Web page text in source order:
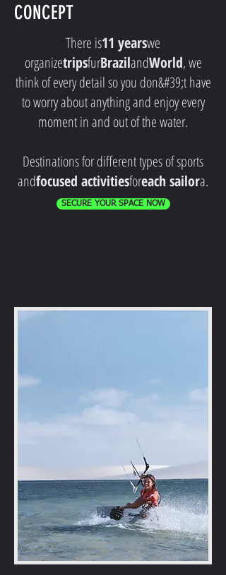
CONCEPT
There is11 yearswe
organizetripsfurBrazilandWorld, we
think of every detail so you don&#39;t have
to worry about anything and enjoy every
moment in and out of the water.
Destinations for different types of sports
andfocused activitiesforeach sailora.
SECURE YOUR SPACE NOW